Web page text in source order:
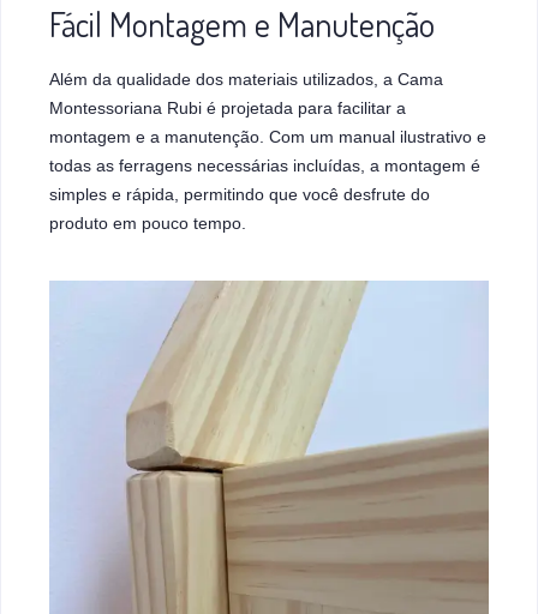
Fácil Montagem e Manutenção
Além da qualidade dos materiais utilizados, a Cama
Montessoriana Rubi é projetada para facilitar a
montagem e a manutenção. Com um manual ilustrativo e
todas as ferragens necessárias incluídas, a montagem é
simples e rápida, permitindo que você desfrute do
produto em pouco tempo.